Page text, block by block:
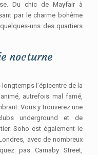
Du chic de Mayfair à
par le charme bohème
uns des quartiers
nocturne
l’épicentre de la
autrefois mal famé,
Vous y trouverez une
underground et de
Soho est également le
avec de nombreux
pas Carnaby Street,